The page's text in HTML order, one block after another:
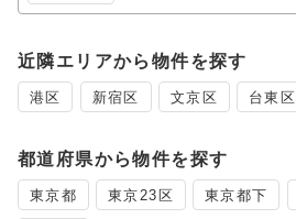
近隣エリアから物件を探す
港区 新宿区 文京区 台東区
都道府県から物件を探す
東京都 東京23区 東京都下